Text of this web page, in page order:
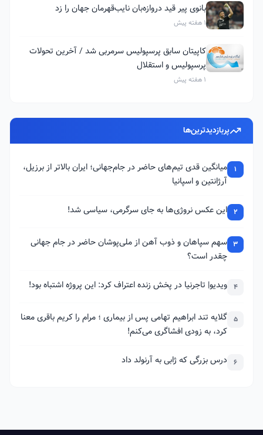
بانوی پیر قید دروازه‌بان نایب‌قهرمان جهان را زد
1 هفته پیش
کاپیتان سابق پرسپولیس سرمربی شد / آخرین تحولات
پرسپولیس و استقلال
1 هفته پیش
پربازدیدترین‌ها
1
میانگین قدی تیم‌های حاضر در جام‌جهانی؛ ایران بالاتر از برزیل،
آرژانتین و اسپانیا
2 این عکس نروژی‌ها به جای سرگرمی، سیاسی شد!
3 سهم سپاهان و ذوب آهن از ملی‌پوشان حاضر در جام جهانی
چقدر است؟
4 ویدیو| تاجرنیا در پخش زنده اعتراف کرد: این پروژه اشتباه بود!
5 گلایه تند ابراهیم تهامی پس از بیماری ؛ مرام را کریم باقری معنا
کرد، به زودی افشاگری می‌کنم!
6 درس بزرگی که ژابی به آرنولد داد